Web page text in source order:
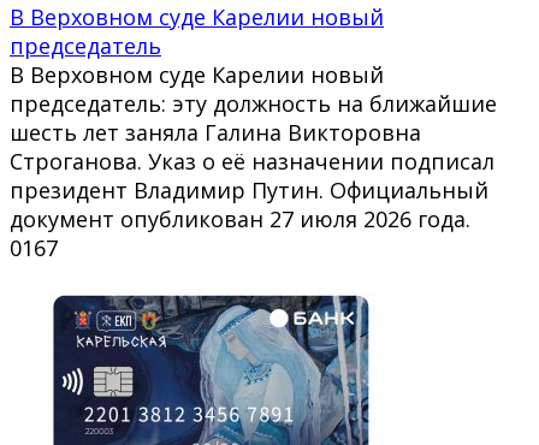
В Верховном суде Карелии новый
председатель
В Верховном суде Карелии новый
председатель: эту должность на ближайшие
шесть лет заняла Галина Викторовна
Строганова. Указ о её назначении подписал
президент Владимир Путин. Официальный
документ опубликован 27 июля 2026 года.
0167